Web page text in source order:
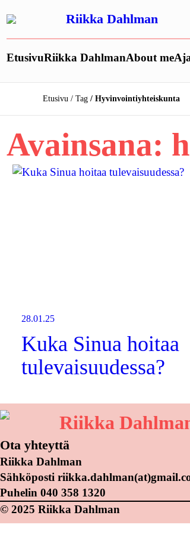
sisältöön
Riikka Dahlman
EtusivuRiikka DahlmanAbout me
Etusivu Tag Hyvinvointiyhteiskunta
Avainsana:
28.01.25
Kuka Sinua hoitaa
tulevaisuudessa?
Riikka
Ota yhteyttä
Riikka Dahlman
Sähköposti
Puhelin 040 358 1320
© 2025 Riikka Dahlman